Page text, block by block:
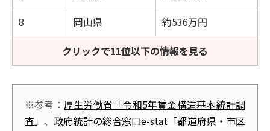
8
岡山県
約536万円
クリックで11位以下の情報を見る
※参考： 厚生労働省「令和5年賃金構造基本統計調
査」 、 政府統計の総合窓口e-stat「都道府県・市区